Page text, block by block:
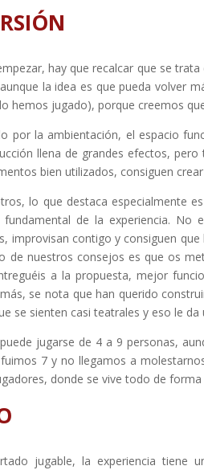
hay que recalcar que se trata
la idea es que pueda volver
hemos jugado), porque creemos
por la ambientación, el espacio
llena de grandes efectos,
bien utilizados, consiguen
lo que destaca especialmente
de la experiencia. No
improvisan contigo y consiguen
de nuestros consejos es que os
a la propuesta, mejor
se nota que han querido
se sienten casi teatrales y eso le
jugarse de 4 a 9 personas,
7 y no llegamos a
donde se vive todo de forma
jugable, la experiencia tiene